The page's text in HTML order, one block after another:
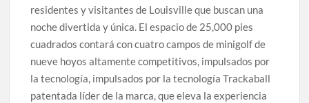
residentes y visitantes de Louisville que buscan una
noche divertida y única. El espacio de 25,000 pies
cuadrados contará con cuatro campos de minigolf de
nueve hoyos altamente competitivos, impulsados ​​por
la tecnología, impulsados ​​por la tecnología Trackaball
patentada líder de la marca, que eleva la experiencia